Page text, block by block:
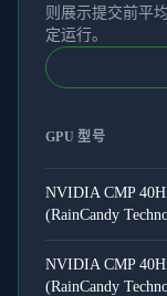
则展示提交前平
定运行。
GPU 型号
NVIDIA CMP
(RainCandy
NVIDIA CMP
(RainCandy